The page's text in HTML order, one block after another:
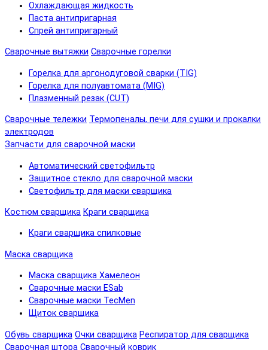
Охлаждающая жидкость
Паста антипригарная
Спрей антипригарный
Сварочные вытяжки Сварочные горелки
Горелка для аргонодуговой сварки (TIG)
Горелка для полуавтомата (MIG)
Плазменный резак (CUT)
Сварочные тележки Термопеналы, печи для сушки и прокалки
электродов
Запчасти для сварочной маски
Автоматический светофильтр
Защитное стекло для сварочной маски
Светофильтр для маски сварщика
Костюм сварщика Краги сварщика
Краги сварщика спилковые
Маска сварщика
Маска сварщика Хамелеон
Сварочные маски ESab
Сварочные маски TecMen
Щиток сварщика
Обувь сварщика Очки сварщика Респиратор для сварщика
Сварочная штора Сварочный коврик